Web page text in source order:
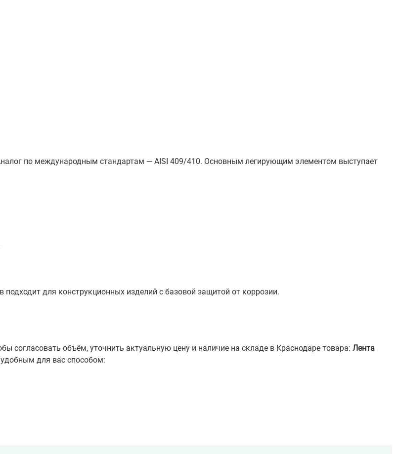
по международным стандартам — AISI 409/410. Основным легирующим элементом выступает
для конструкционных изделий с базовой защитой от коррозии.
согласовать объём, уточнить актуальную цену и наличие на складе в Краснодаре товара: Лента
для вас способом: